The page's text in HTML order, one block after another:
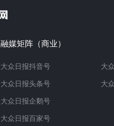
融媒矩阵（商业）
大众日报抖音号
大众日报头条号
大众日报企鹅号
大众日报百家号
大
大